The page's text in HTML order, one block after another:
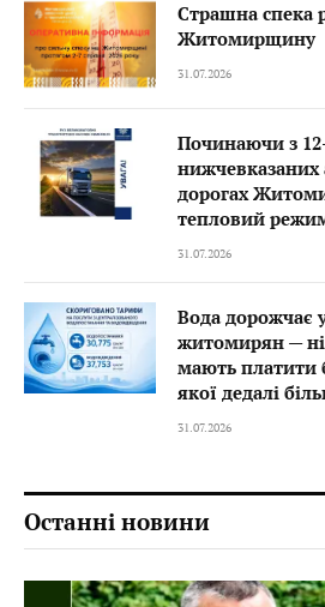
Страшна спека
Житомирщину
31.07.2026
Починаючи з
нижчевказаних
дорогах
тепловий
31.07.2026
Вода дорожчає
житомирян —
мають платити
якої дедалі
31.07.2026
Останні новини